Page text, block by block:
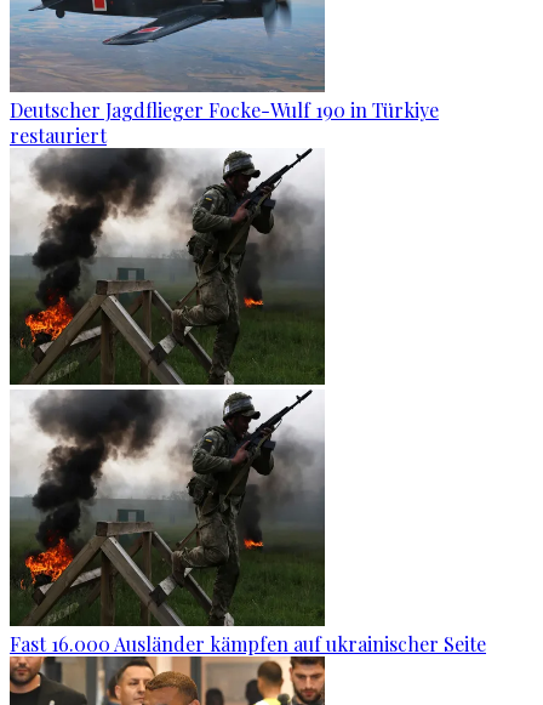
Deutscher Jagdflieger Focke-Wulf 190 in Türkiye
restauriert
Fast 16.000 Ausländer kämpfen auf ukrainischer Seite